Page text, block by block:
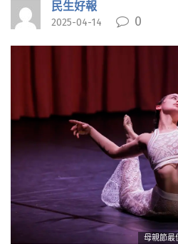
民生好報
2025-04-14 0
母親節最